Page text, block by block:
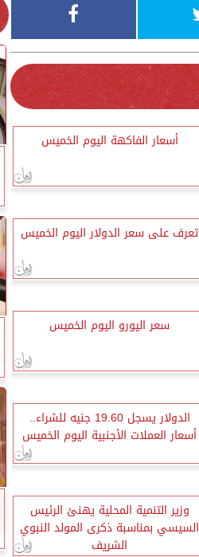
أسعار الفاكهة اليوم الخميس
تعرف على سعر الدولار اليوم الخميس
سعر اليورو اليوم الخميس
الدولار يسجل 19.60 جنيه للشراء..
أسعار العملات الأجنبية اليوم الخميس
وزير التنمية المحلية يهنئ الرئيس
السيسي بمناسبة ذكرى المولد النبوي
الشريف